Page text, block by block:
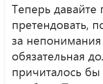
Теперь
претендовать,
за
обязательная
причиталось